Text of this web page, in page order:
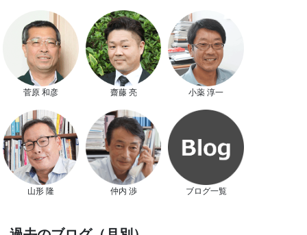
菅原 和彦 齋藤 亮 小薬 淳一
山形 隆 仲内 渉 ブログ一覧